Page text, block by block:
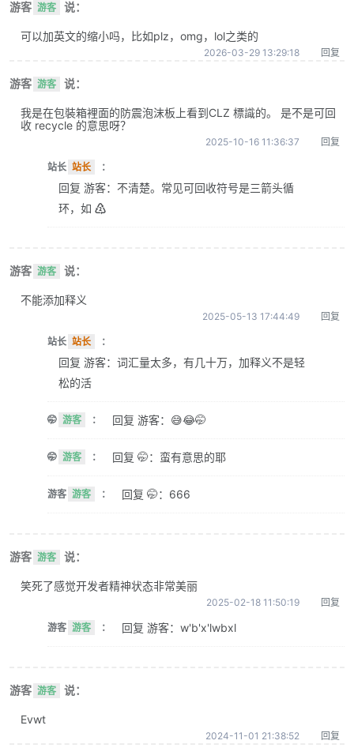
游客 游客 说：
可以加英文的缩小吗，比如plz，omg，lol之类的
2026-03-29 13:29:18 回复
游客 游客 说：
我是在包裝箱裡面的防震泡沫板上看到CLZ 標識的。 是不是可回
收 recycle 的意思呀？
2025-10-16 11:36:37 回复
站长 站长 ：
回复 游客：不清楚。常见可回收符号是三箭头循
环，如 ♴
游客 游客 说：
不能添加释义
2025-05-13 17:44:49 回复
站长 站长 ：
回复 游客：词汇量太多，有几十万，加释义不是轻
松的活
🤭 游客 ： 回复 游客：😅😂🤭
🤭 游客 ： 回复 🤭：蛮有意思的耶
游客 游客 ： 回复 🤭：666
游客 游客 说：
笑死了感觉开发者精神状态非常美丽
2025-02-18 11:50:19 回复
游客 游客 ： 回复 游客：w'b'x'lwbxl
游客 游客 说：
Evwt
2024-11-01 21:38:52 回复